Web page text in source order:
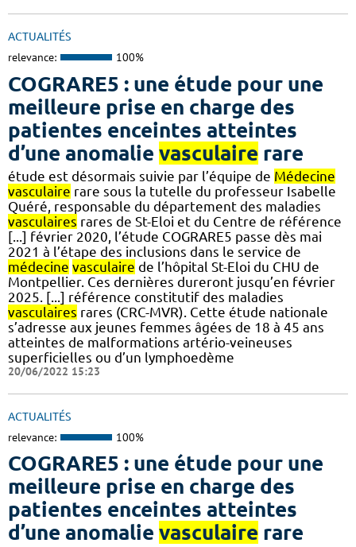
ACTUALITÉS
relevance: 100%
COGRARE5 : une étude pour une
meilleure prise en charge des
patientes enceintes atteintes
d’une anomalie vasculaire rare
étude est désormais suivie par l’équipe de Médecine
vasculaire rare sous la tutelle du professeur Isabelle
Quéré, responsable du département des maladies
vasculaires rares de St-Eloi et du Centre de référence
[...] février 2020, l’étude COGRARE5 passe dès mai
2021 à l’étape des inclusions dans le service de
médecine vasculaire de l’hôpital St-Eloi du CHU de
Montpellier. Ces dernières dureront jusqu’en février
2025. [...] référence constitutif des maladies
vasculaires rares (CRC-MVR). Cette étude nationale
s’adresse aux jeunes femmes âgées de 18 à 45 ans
atteintes de malformations artério-veineuses
superficielles ou d’un lymphoedème
20/06/2022 15:23
ACTUALITÉS
relevance: 100%
COGRARE5 : une étude pour une
meilleure prise en charge des
patientes enceintes atteintes
d’une anomalie vasculaire rare